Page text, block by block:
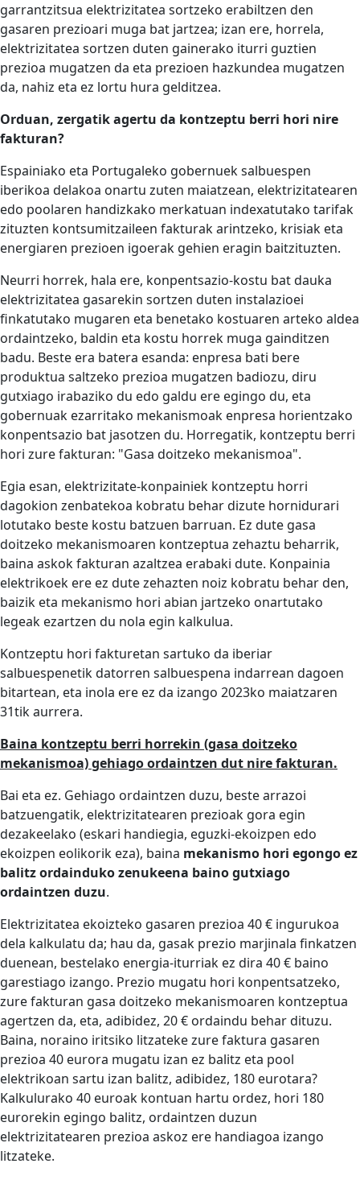
garrantzitsua elektrizitatea sortzeko erabiltzen den
gasaren prezioari muga bat jartzea; izan ere, horrela,
elektrizitatea sortzen duten gainerako iturri guztien
prezioa mugatzen da eta prezioen hazkundea mugatzen
da, nahiz eta ez lortu hura gelditzea.
Orduan, zergatik agertu da kontzeptu berri hori nire
fakturan?
Espainiako eta Portugaleko gobernuek salbuespen
iberikoa delakoa onartu zuten maiatzean, elektrizitatearen
edo poolaren handizkako merkatuan indexatutako tarifak
zituzten kontsumitzaileen fakturak arintzeko, krisiak eta
energiaren prezioen igoerak gehien eragin baitzituzten.
Neurri horrek, hala ere, konpentsazio-kostu bat dauka
elektrizitatea gasarekin sortzen duten instalazioei
finkatutako mugaren eta benetako kostuaren arteko aldea
ordaintzeko, baldin eta kostu horrek muga gainditzen
badu. Beste era batera esanda: enpresa bati bere
produktua saltzeko prezioa mugatzen badiozu, diru
gutxiago irabaziko du edo galdu ere egingo du, eta
gobernuak ezarritako mekanismoak enpresa horientzako
konpentsazio bat jasotzen du. Horregatik, kontzeptu berri
hori zure fakturan: "Gasa doitzeko mekanismoa".
Egia esan, elektrizitate-konpainiek kontzeptu horri
dagokion zenbatekoa kobratu behar dizute hornidurari
lotutako beste kostu batzuen barruan. Ez dute gasa
doitzeko mekanismoaren kontzeptua zehaztu beharrik,
baina askok fakturan azaltzea erabaki dute. Konpainia
elektrikoek ere ez dute zehazten noiz kobratu behar den,
baizik eta mekanismo hori abian jartzeko onartutako
legeak ezartzen du nola egin kalkulua.
Kontzeptu hori fakturetan sartuko da iberiar
salbuespenetik datorren salbuespena indarrean dagoen
bitartean, eta inola ere ez da izango 2023ko maiatzaren
31tik aurrera.
Baina kontzeptu berri horrekin (gasa doitzeko
mekanismoa) gehiago ordaintzen dut nire fakturan.
Bai eta ez. Gehiago ordaintzen duzu, beste arrazoi
batzuengatik, elektrizitatearen prezioak gora egin
dezakeelako (eskari handiegia, eguzki-ekoizpen edo
ekoizpen eolikorik eza), baina mekanismo hori egongo ez
balitz ordainduko zenukeena baino gutxiago
ordaintzen duzu.
Elektrizitatea ekoizteko gasaren prezioa 40 € ingurukoa
dela kalkulatu da; hau da, gasak prezio marjinala finkatzen
duenean, bestelako energia-iturriak ez dira 40 € baino
garestiago izango. Prezio mugatu hori konpentsatzeko,
zure fakturan gasa doitzeko mekanismoaren kontzeptua
agertzen da, eta, adibidez, 20 € ordaindu behar dituzu.
Baina, noraino iritsiko litzateke zure faktura gasaren
prezioa 40 eurora mugatu izan ez balitz eta pool
elektrikoan sartu izan balitz, adibidez, 180 eurotara?
Kalkulurako 40 euroak kontuan hartu ordez, hori 180
eurorekin egingo balitz, ordaintzen duzun
elektrizitatearen prezioa askoz ere handiagoa izango
litzateke.